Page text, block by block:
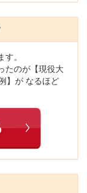
。
たのが【現役大
】が なるほど